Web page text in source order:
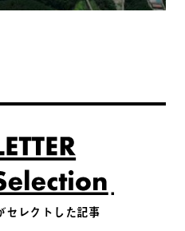
セレクトした記事